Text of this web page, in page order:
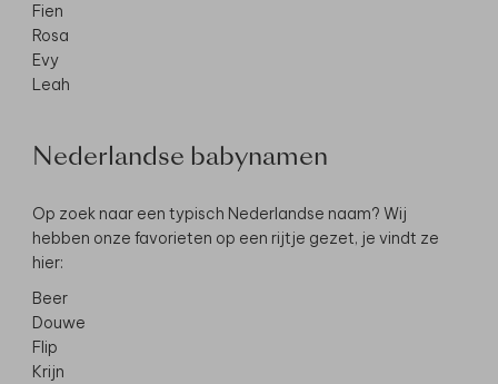
Fien
Rosa
Evy
Leah
Nederlandse babynamen
Op zoek naar een typisch Nederlandse naam? Wij
hebben onze favorieten op een rijtje gezet, je vindt ze
hier:
Beer
Douwe
Flip
Krijn